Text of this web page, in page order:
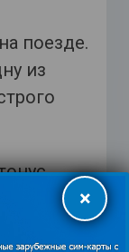
поезде.
из
×